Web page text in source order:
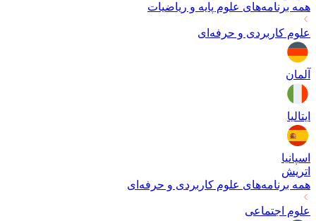
همه برنامه‌های علوم پایه و ریاضیات
علوم کاربردی و حرفه‌ای
آلمان
ایتالیا
اسپانیا
اتریش
همه برنامه‌های علوم کاربردی و حرفه‌ای
علوم اجتماعی